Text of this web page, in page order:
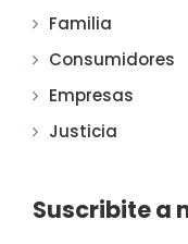
Familia
Consumidores
Empresas
Justicia
Suscribite a